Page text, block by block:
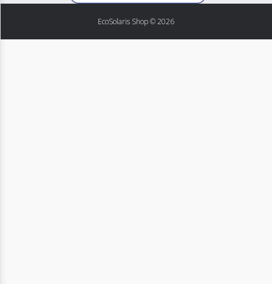
EcoSolaris Shop© 2026